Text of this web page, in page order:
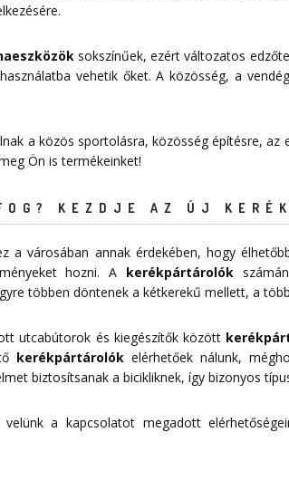
sokszínűek, ezért változatos
vehetik őket. A közösség, a
a közös sportolásra, közösség építésre,
Ön is termékeinket!
KEZDJE AZ ÚJ
a városában annak érdekében, hogy
hozni. A kerékpártárolók
többen döntenek a kétkerekű mellett, a
utcabútorok és kiegészítők között
kerékpártárolók elérhetőek nálunk,
biztosítsanak a bicikliknek, így bizonyos
a kapcsolatot megadott